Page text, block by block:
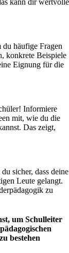
kann dir wertvolle
du häufige Fragen
konkrete Beispiele
Eignung für die
Informiere
mit, wie du die
Das zeigt,
sicher, dass deine
Leute gelangt.
zu
um Schulleiter
bestehen